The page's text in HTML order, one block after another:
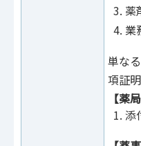
薬
業
単な
項証
【薬
添